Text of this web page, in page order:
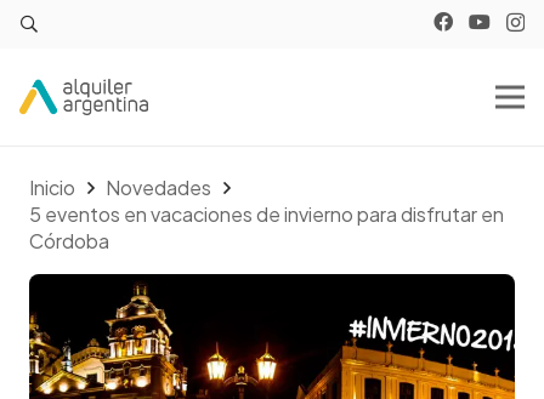
Inicio
Novedades
5 eventos en vacaciones de invierno para disfrutar en
Córdoba